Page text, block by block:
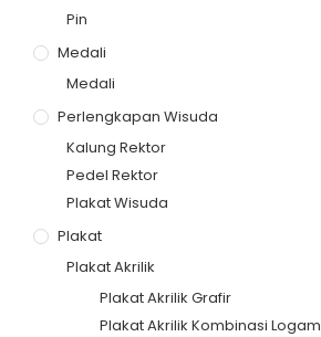
Pin
Medali
Medali
Perlengkapan Wisuda
Kalung Rektor
Pedel Rektor
Plakat Wisuda
Plakat
Plakat Akrilik
Plakat Akrilik Grafir
Plakat Akrilik Kombinasi Logam